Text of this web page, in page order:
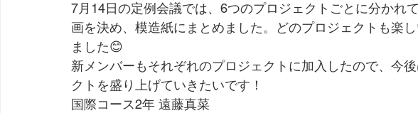
7月14日の定例会議では、6つのプロジェクトごとに分かれ
画を決め、模造紙にまとめました。どのプロジェクトも楽
ました😊
新メンバーもそれぞれのプロジェクトに加入したので、今
クトを盛り上げていきたいです！
国際コース2年 遠藤真菜